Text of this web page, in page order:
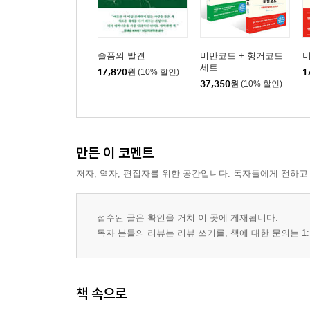
슬픔의 발견
17,820원 (10% 할인)
비만코드 + 헝거코드
세트
37,350원 (10% 할인)
만든 이 코멘트
저자, 역자, 편집자를 위한 공간입니다. 독자들에게 전하
접수된 글은 확인을 거쳐 이 곳에 게재됩니다.
독자 분들의 리뷰는 리뷰 쓰기를, 책에 대한 문의는
책 속으로